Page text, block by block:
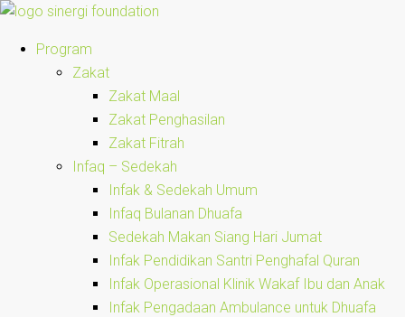
Program
Zakat
Zakat Maal
Zakat Penghasilan
Zakat Fitrah
Infaq – Sedekah
Infak & Sedekah Umum
Infaq Bulanan Dhuafa
Sedekah Makan Siang Hari Jumat
Infak Pendidikan Santri Penghafal Quran
Infak Operasional Klinik Wakaf Ibu dan Anak
Infak Pengadaan Ambulance untuk Dhuafa